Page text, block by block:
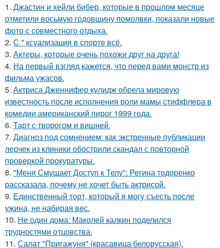
1. Джастин и хейли бибер, которые в прошлом месяце
отметили восьмую годовщину помолвки, показали новые
фото с совместного отдыха.
2. С * ксуализация в спорте всё.
3. Актеры, которые очень похожи друг на друга!
4. На первый взгляд кажется, что перед вами монстр из
фильма ужасов.
5. Актриса Дженнифер кулидж обрела мировую
известность после исполнения роли мамы стиффлера в
комедии американский пирог 1999 года.
6. Тарт с творогом и вишней.
7. Диагноз под сомнением: как экстренные публикации
лерчек из клиники обострили скандал с повторной
проверкой прокуратуры.
8. "Меня Смущает Доступ к Телу": Регина тодоренко
рассказала, почему не хочет быть актрисой.
9. Единственный торт, который я могу съесть после
ужина, не набирая вес.
10. Не один дома: Маколей калкин поделился
трудностями отцовства.
11. Салат "Пригажуня" (красавица белорусская).